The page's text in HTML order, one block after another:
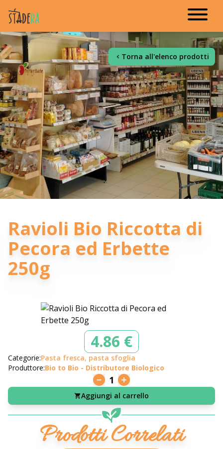
Torna all'elenco prodotti
Ravioli Bio Riccotta di
Pecora ed Erbette
250g
4.86 €
Categorie:Pasta fresca, pasta sfoglia
Produttore:Bio to Bio - Distributore Biologico
1
Aggiungi al carrello
Prodotti Correlati